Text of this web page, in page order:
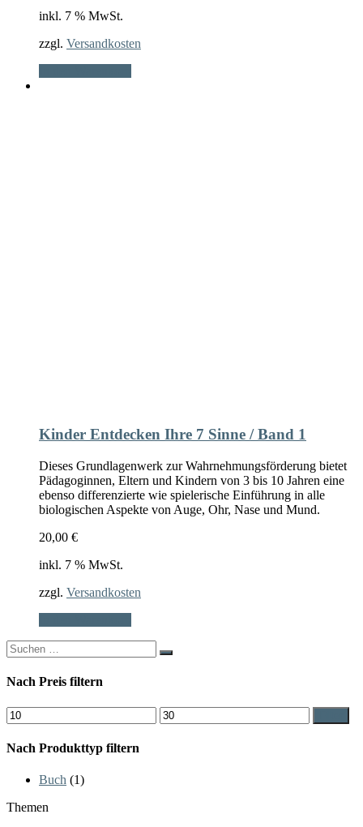
inkl. 7 % MwSt.
zzgl. Versandkosten
Kinder Entdecken Ihre 7 Sinne / Band 1
Dieses Grundlagenwerk zur Wahrnehmungsförderung bietet
Pädagoginnen, Eltern und Kindern von 3 bis 10 Jahren eine
ebenso differenzierte wie spielerische Einführung in alle
biologischen Aspekte von Auge, Ohr, Nase und Mund.
20,00 €
inkl. 7 % MwSt.
zzgl. Versandkosten
Search
for:
Nach Preis filtern
Min.
Preis
Max.
Preis
Nach Produkttyp filtern
Buch (1)
Themen